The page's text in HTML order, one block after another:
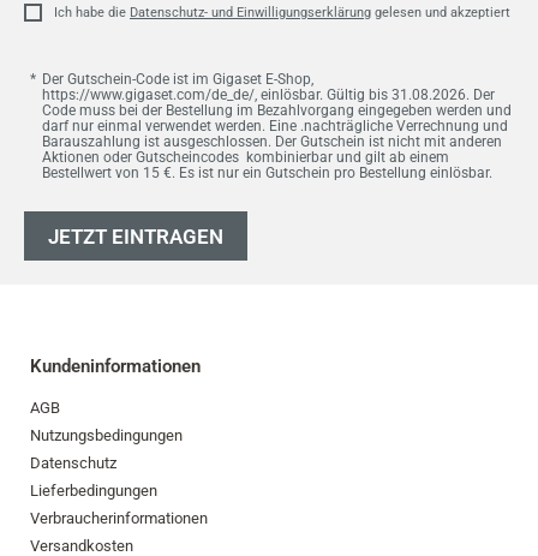
Ich habe die Datenschutz- und Einwilligungserklärung gelesen und akzeptiert
Der Gutschein-Code ist im Gigaset E-Shop,
https://www.gigaset.com/de_de/, einlösbar. Gültig bis 31.08.2026. Der
Code muss bei der Bestellung im Bezahlvorgang eingegeben werden und
darf nur einmal verwendet werden. Eine .nachträgliche Verrechnung und
Barauszahlung ist ausgeschlossen. Der Gutschein ist nicht mit anderen
Aktionen oder Gutscheincodes kombinierbar und gilt ab einem
Bestellwert von 15 €. Es ist nur ein Gutschein pro Bestellung einlösbar.
JETZT EINTRAGEN
Kundeninformationen
AGB
Nutzungsbedingungen
Datenschutz
Lieferbedingungen
Verbraucherinformationen
Versandkosten